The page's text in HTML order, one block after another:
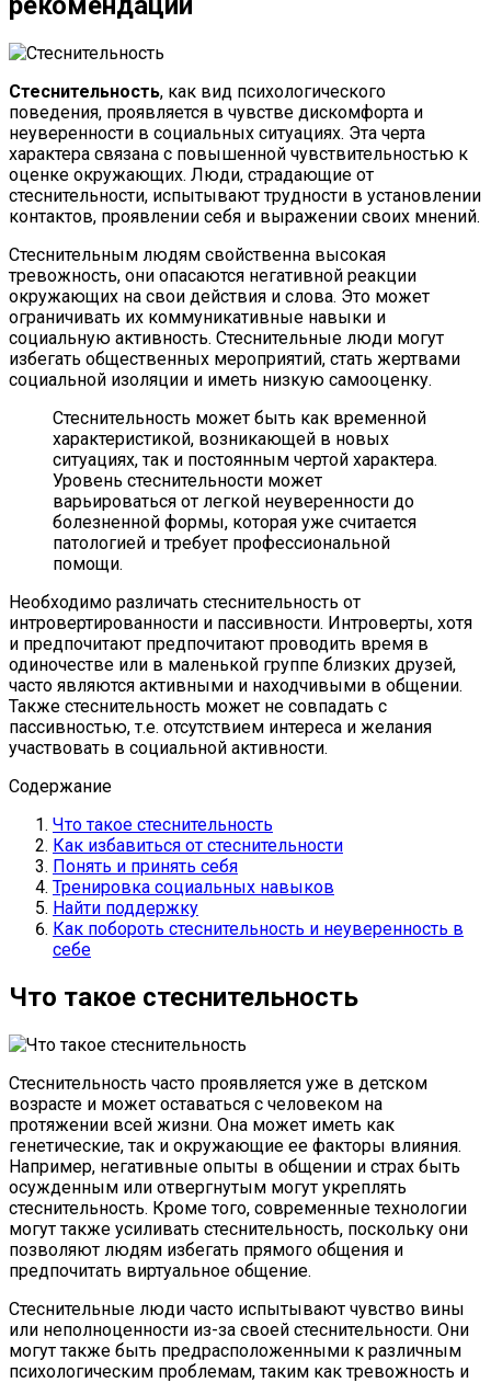
Стеснительность, как вид психологического
поведения, проявляется в чувстве дискомфорта и
неуверенности в социальных ситуациях. Эта черта
характера связана с повышенной чувствительностью к
оценке окружающих. Люди, страдающие от
стеснительности, испытывают трудности в установлении
контактов, проявлении себя и выражении своих мнений.
Стеснительным людям свойственна высокая
тревожность, они опасаются негативной реакции
окружающих на свои действия и слова. Это может
ограничивать их коммуникативные навыки и
социальную активность. Стеснительные люди могут
избегать общественных мероприятий, стать жертвами
социальной изоляции и иметь низкую самооценку.
Стеснительность может быть как временной
характеристикой, возникающей в новых
ситуациях, так и постоянным чертой характера.
Уровень стеснительности может
варьироваться от легкой неуверенности до
болезненной формы, которая уже считается
патологией и требует профессиональной
помощи.
Необходимо различать стеснительность от
интровертированности и пассивности. Интроверты, хотя
и предпочитают предпочитают проводить время в
одиночестве или в маленькой группе близких друзей,
часто являются активными и находчивыми в общении.
Также стеснительность может не совпадать с
пассивностью, т.е. отсутствием интереса и желания
участвовать в социальной активности.
Содержание
Что такое стеснительность
Как избавиться от стеснительности
Понять и принять себя
Тренировка социальных навыков
Найти поддержку
Как побороть стеснительность и неуверенность в
себе
Что такое стеснительность
Стеснительность часто проявляется уже в детском
возрасте и может оставаться с человеком на
протяжении всей жизни. Она может иметь как
генетические, так и окружающие ее факторы влияния.
Например, негативные опыты в общении и страх быть
осужденным или отвергнутым могут укреплять
стеснительность. Кроме того, современные технологии
могут также усиливать стеснительность, поскольку они
позволяют людям избегать прямого общения и
предпочитать виртуальное общение.
Стеснительные люди часто испытывают чувство вины
или неполноценности из-за своей стеснительности. Они
могут также быть предрасположенными к различным
психологическим проблемам, таким как тревожность и